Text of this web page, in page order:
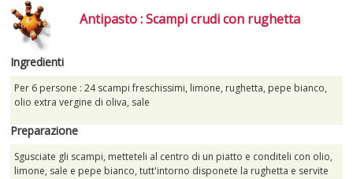
NON SOLO VINO
REGALI
CLUBWINESHOP.IT
TROVAIL TUO VINO
Antipasto : Scampi crudi con rughetta
Ingredienti
Per 6 persone : 24 scampi freschissimi, limone, rughetta, pepe bianco,
olio extra vergine di oliva, sale
Preparazione
Sgusciate gli scampi, metteteli al centro di un piatto e conditeli con olio,
limone, sale e pepe bianco, tutt'intorno disponete la rughetta e servite